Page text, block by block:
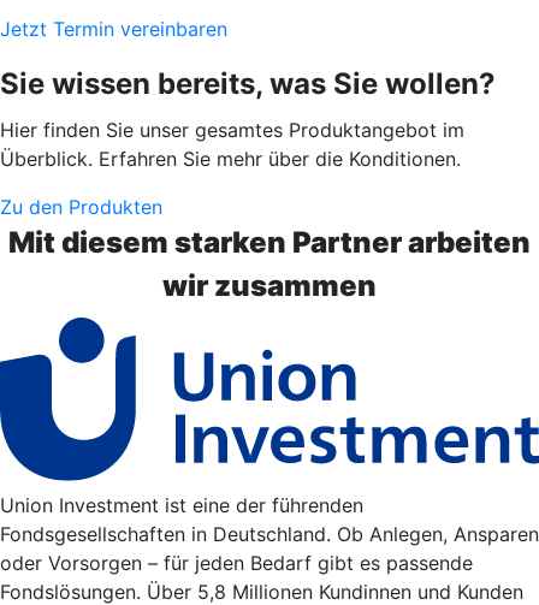
Jetzt Termin vereinbaren
Sie wissen bereits, was Sie wollen?
Hier finden Sie unser gesamtes Produktangebot im
Überblick. Erfahren Sie mehr über die Konditionen.
Zu den Produkten
Mit diesem starken Partner arbeiten
wir zusammen
Union Investment ist eine der führenden
Fondsgesellschaften in Deutschland. Ob Anlegen, Ansparen
oder Vorsorgen – für jeden Bedarf gibt es passende
Fondslösungen. Über 5,8 Millionen Kundinnen und Kunden